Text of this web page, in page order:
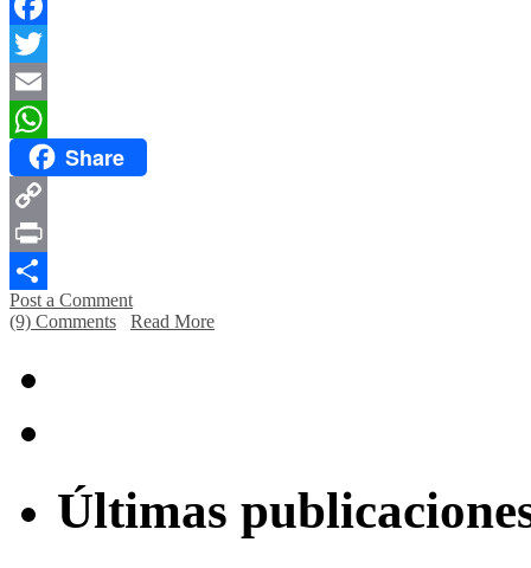
Facebook
Twitter
Email
WhatsAppShare
Copy
Link
Print
Compartir
Post a Comment
(9) Comments
Read More
Últimas